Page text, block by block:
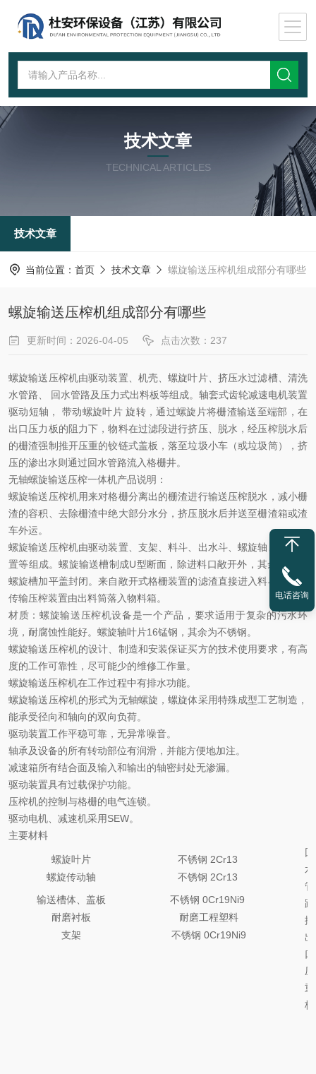
技术文章
TECHNICAL ARTICLES
技术文章
当前位置： 首页 技术文章 螺旋输送压榨机组成部分有哪些
螺旋输送压榨机组成部分有哪些
更新时间：2026-04-05 点击次数：237
螺旋输送压榨机由驱动装置、机壳、螺旋叶片、挤压水过滤槽、清洗
水管路、
回水管路及压力式出料板等组成。轴套式齿轮减速电机装置
驱动短轴，
带动螺旋叶片 旋转，通过螺旋片将栅渣输送至端部，在
出口压力板的阻力下，物料在过滤段进行挤压、脱水 ，经压榨脱水后
的栅渣强制推开压重的铰链式盖板，落至垃圾小车（或垃圾筒），挤
压的渗出水则通过回水管路流入格栅井。
无轴螺旋输送压榨一体机产品说明：
螺旋输送压榨机用来对格栅分离出的栅渣进行输送压榨脱水，减小栅
渣的容积、去除栅渣中绝大部分水分，挤压脱水后并送至栅渣箱或渣
车外运。
螺旋输送压榨机由驱动装置、支架、料斗、出水斗、螺旋轴、输渣装
置等组成。螺旋输送槽制成U型断面，除进料口敞开外，其余部分沿
螺旋槽加平盖封闭。来自敞开式格栅装置的滤渣直接进入料斗或通过
传输压榨装置由出料筒落入物料箱。
材质：螺旋输送压榨机设备是一个产品，要求适用于复杂的污水环
境，耐腐蚀性能好。螺旋轴叶片16锰钢，其余为不锈钢。
螺旋输送压榨机的设计、制造和安装保证买方的技术使用要求，有高
度的工作可靠性，尽可能少的维修工作量。
螺旋输送压榨机在工作过程中有排水功能。
螺旋输送压榨机的形式为无轴螺旋，螺旋体采用特殊成型工艺制造，
能承受径向和轴向的双向负荷。
驱动装置工作平稳可靠，无异常噪音。
轴承及设备的所有转动部位有润滑，并能方便地加注。
减速箱所有结合面及输入和输出的轴密封处无渗漏。
驱动装置具有过载保护功能。
压榨机的控制与格栅的电气连锁。
驱动电机、减速机采用SEW。
主要材料
螺旋叶片 不锈钢 2Cr13
螺旋传动轴
不锈钢 2Cr13
输送槽体、盖板
不锈钢 0Cr19Ni9
耐磨衬板
耐磨工程塑料
支架
不锈钢 0Cr19Ni9
回
水
管
排
出
口
压
重
板
电话咨询